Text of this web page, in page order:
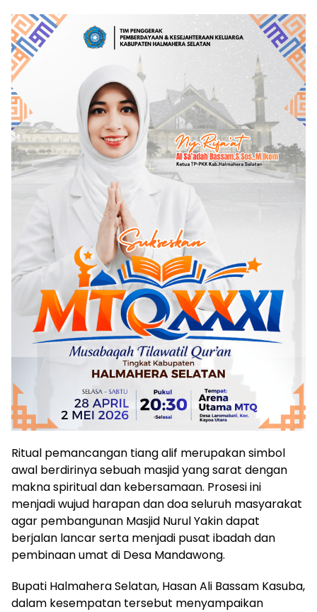
Ritual pemancangan tiang alif merupakan simbol
awal berdirinya sebuah masjid yang sarat dengan
makna spiritual dan kebersamaan. Prosesi ini
menjadi wujud harapan dan doa seluruh masyarakat
agar pembangunan Masjid Nurul Yakin dapat
berjalan lancar serta menjadi pusat ibadah dan
pembinaan umat di Desa Mandawong.
Bupati Halmahera Selatan, Hasan Ali Bassam Kasuba,
dalam kesempatan tersebut menyampaikan